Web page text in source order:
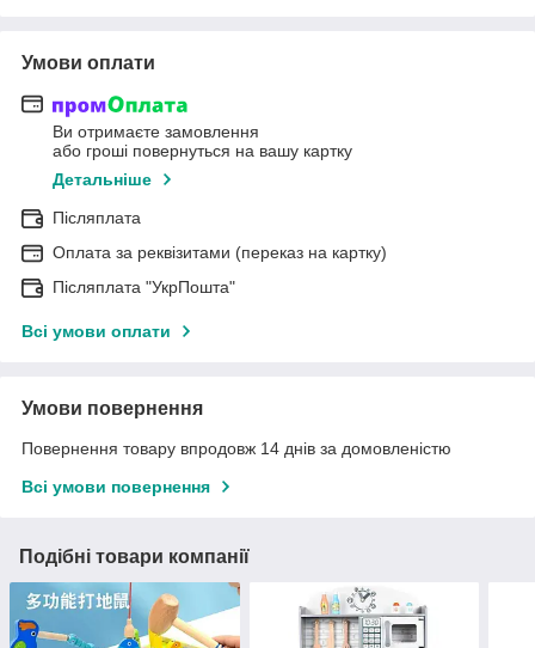
Умови оплати
Ви отримаєте замовлення
або гроші повернуться на вашу картку
Детальніше
Післяплата
Оплата за реквізитами (переказ на картку)
Післяплата "УкрПошта"
Всі умови оплати
Умови повернення
Повернення товару впродовж 14 днів за домовленістю
Всі умови повернення
Подібні товари компанії